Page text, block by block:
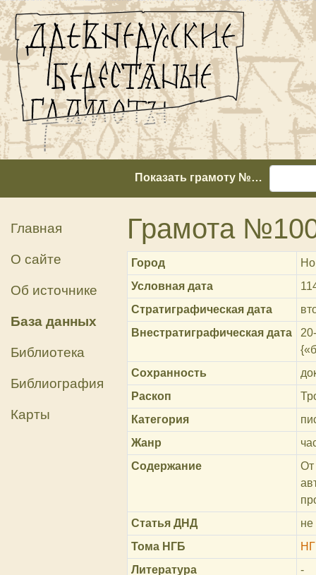
Показать грамоту №…
Главная
О сайте
Об источнике
База данных
Библиотека
Библиография
Карты
Грамота
Город
Условная дата
Стратиграфическая дата
Внестратиграфическая дата
Сохранность
Раскоп
Категория
Жанр
Содержание
От
Статья ДНД
Тома НГБ
Литература
-